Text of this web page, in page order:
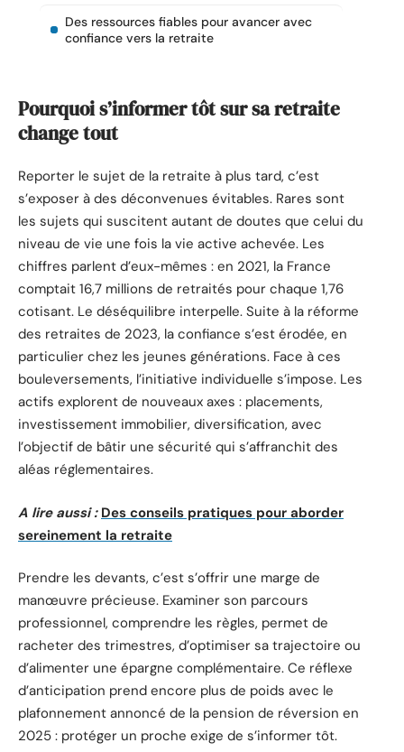
Des ressources fiables pour avancer avec
confiance vers la retraite
Pourquoi s’informer tôt sur sa retraite
change tout
Reporter le sujet de la retraite à plus tard, c’est
s’exposer à des déconvenues évitables. Rares sont
les sujets qui suscitent autant de doutes que celui du
niveau de vie une fois la vie active achevée. Les
chiffres parlent d’eux-mêmes : en 2021, la France
comptait 16,7 millions de retraités pour chaque 1,76
cotisant. Le déséquilibre interpelle. Suite à la réforme
des retraites de 2023, la confiance s’est érodée, en
particulier chez les jeunes générations. Face à ces
bouleversements, l’initiative individuelle s’impose. Les
actifs explorent de nouveaux axes : placements,
investissement immobilier, diversification, avec
l’objectif de bâtir une sécurité qui s’affranchit des
aléas réglementaires.
A lire aussi : Des conseils pratiques pour aborder
sereinement la retraite
Prendre les devants, c’est s’offrir une marge de
manœuvre précieuse. Examiner son parcours
professionnel, comprendre les règles, permet de
racheter des trimestres, d’optimiser sa trajectoire ou
d’alimenter une épargne complémentaire. Ce réflexe
d’anticipation prend encore plus de poids avec le
plafonnement annoncé de la pension de réversion en
2025 : protéger un proche exige de s’informer tôt.